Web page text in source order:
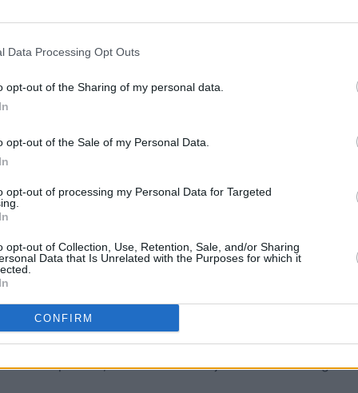
Data Processing Opt Outs
opt-out of the Sharing of my personal data.
opt-out of the Sale of my Personal Data.
opt-out of processing my Personal Data for Targeted
opt-out of Collection, Use, Retention, Sale, and/or Sharing
Data that Is Unrelated with the Purposes for which it
CONFIRM
Ce
! Dans ce jeu indémodable, utilisez vos
sur le plateau, et commencez à jouer aux échecs
Dans ce jeu indémodable, utilisez vos
sur le plateau, et commencez à jouer aux échecs